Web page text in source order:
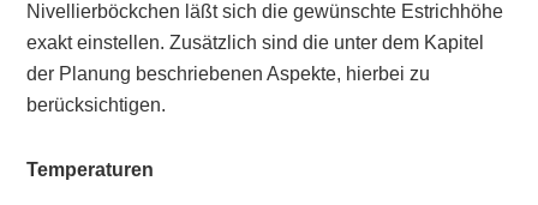
Nivellierböckchen läßt sich die gewünschte Estrichhöhe
exakt einstellen. Zusätzlich sind die unter dem Kapitel
der Planung beschriebenen Aspekte, hierbei zu
berücksichtigen.
Temperaturen